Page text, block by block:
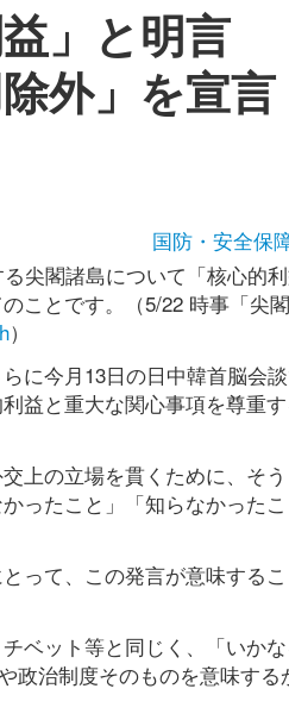
」と明言
外」を宣言
国防・安全保
尖閣諸島について「核心的
ことです。（5/22 時事「尖
）
に今月13日の日中韓首脳会
益と重大な関心事項を尊重
上の立場を貫くために、そ
ったこと」「知らなかったこ
って、この発言が意味するこ
ベット等と同じく、「いか
政治制度そのものを意味する